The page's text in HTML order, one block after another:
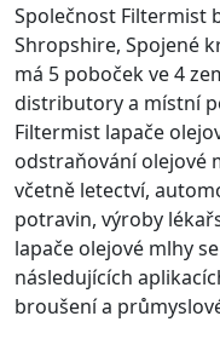
Společnost Filtermist
Shropshire, Spojené
má 5 poboček ve 4
distributory a místní
Filtermist lapače
odstraňování olejové
včetně letectví,
potravin, výroby
lapače olejové mlhy
následujících
broušení a